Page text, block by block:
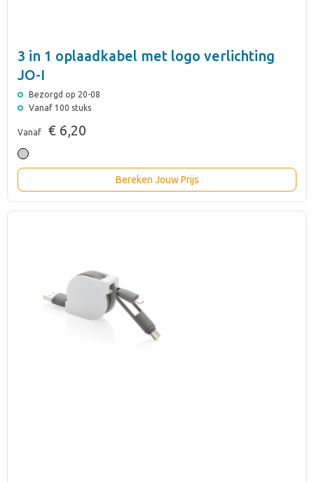
3 in 1 oplaadkabel met logo verlichting
JO-I
Bezorgd op 20-08
Vanaf 100 stuks
Vanaf € 6,20
Bereken Jouw Prijs